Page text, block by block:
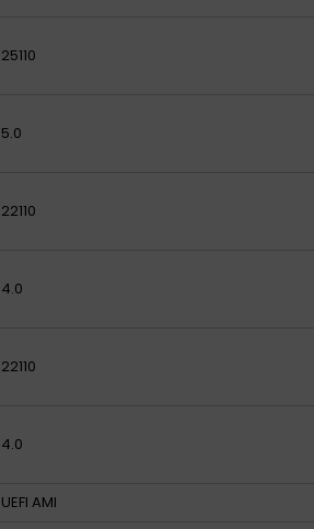
25110
5.0
22110
4.0
22110
4.0
UEFI AMI